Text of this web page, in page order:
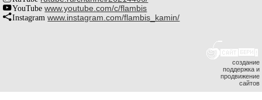
YouTube www.youtube.com/c/flambis
Instagram www.instagram.com/flambis_kamin/
создание
поддержка и
продвижение
сайтов